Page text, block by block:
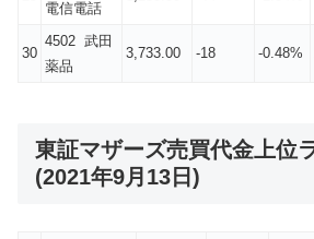
電信電話
30
4502 武田
薬品
3,733.00 -18 -0.48%
東証マザーズ売買代金上位
(2021年9月13日)